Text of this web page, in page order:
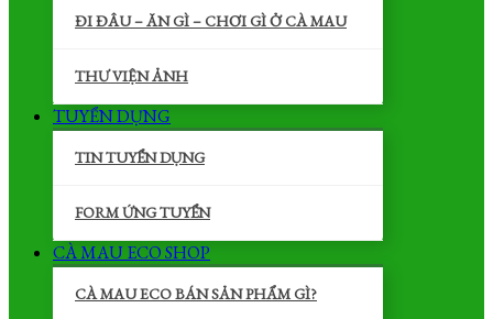
ĐI ĐÂU – ĂN GÌ – CHƠI GÌ Ở CÀ MAU
THƯ VIỆN ẢNH
TUYỂN DỤNG
TIN TUYỂN DỤNG
FORM ỨNG TUYỂN
CÀ MAU ECO SHOP
CÀ MAU ECO BÁN SẢN PHẨM GÌ?